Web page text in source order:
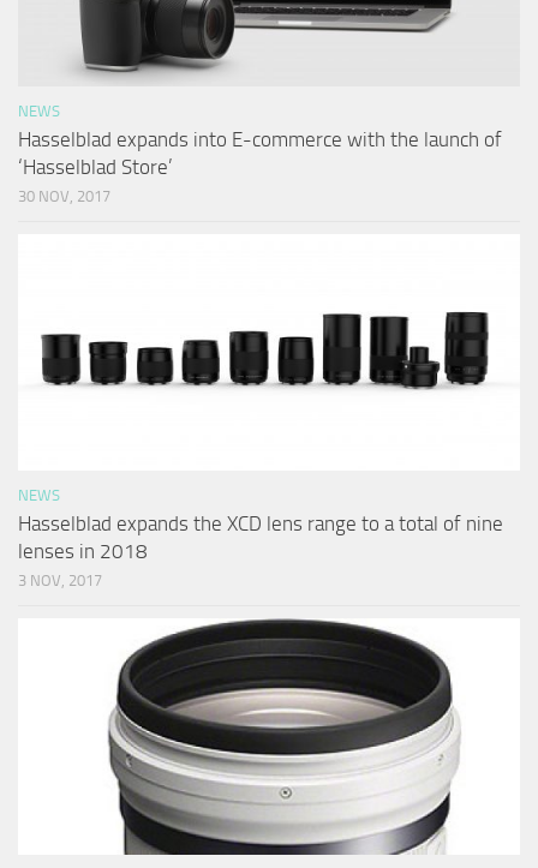
NEWS
Hasselblad expands into E-commerce with the launch of
‘Hasselblad Store’
30 NOV, 2017
NEWS
Hasselblad expands the XCD lens range to a total of nine
lenses in 2018
3 NOV, 2017